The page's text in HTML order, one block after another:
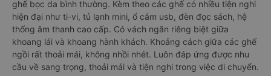
ghế bọc da bình thường. Kèm theo các ghế có nhiều tiện nghi
hiện đại như ti-vi, tủ lạnh mini, ổ cắm usb, đèn đọc sách, hệ
thống âm thanh cao cấp. Có vách ngăn riêng biệt giữa
khoang lái và khoang hành khách. Khoảng cách giữa các ghế
ngồi rất thoải mái, không nhồi nhét. Luôn đáp ứng được nhu
cầu về sang trọng, thoải mái và tiện nghi trong việc di chuyển.